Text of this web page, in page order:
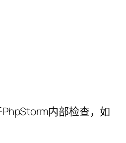
内部检查，如